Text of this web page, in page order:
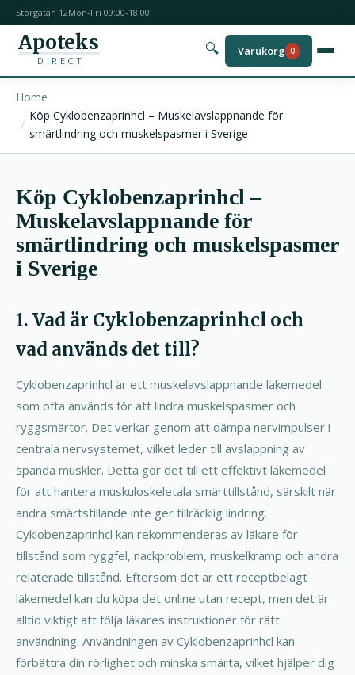
Storgatan 12Mon-Fri 09:00-18:00
Apoteks
DIRECT
🔍 Varukorg 0
Home
Köp Cyklobenzaprinhcl – Muskelavslappnande för
smärtlindring och muskelspasmer i Sverige
Köp Cyklobenzaprinhcl –
Muskelavslappnande för
smärtlindring och muskelspasmer
i Sverige
1. Vad är Cyklobenzaprinhcl och
vad används det till?
Cyklobenzaprinhcl är ett muskelavslappnande läkemedel
som ofta används för att lindra muskelspasmer och
ryggsmärtor. Det verkar genom att dämpa nervimpulser i
centrala nervsystemet, vilket leder till avslappning av
spända muskler. Detta gör det till ett effektivt läkemedel
för att hantera muskuloskeletala smärttillstånd, särskilt när
andra smärtstillande inte ger tillräcklig lindring.
Cyklobenzaprinhcl kan rekommenderas av läkare för
tillstånd som ryggfel, nackproblem, muskelkramp och andra
relaterade tillstånd. Eftersom det är ett receptbelagt
läkemedel kan du köpa det online utan recept, men det är
alltid viktigt att följa läkares instruktioner för rätt
användning. Användningen av Cyklobenzaprinhcl kan
förbättra din rörlighet och minska smärta, vilket hjälper dig